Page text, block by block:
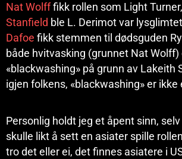
Nat Wolfffikk rollen som Light
Stanfield ble L. Derimot var
Dafoe fikk stemmen til dødsguden
både hvitvasking (grunnet Nat Wolff)
«blackwashing» på grunn av Lakeith
igjen folkens, «blackwashing» er ikke
Personlig holdt jeg et åpent sinn,
skulle likt å sett en asiater spille
tro det eller ei, det finnes asiatere i